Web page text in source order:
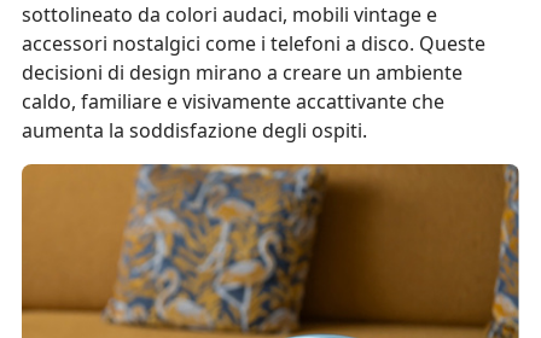
sottolineato da colori audaci, mobili vintage e
accessori nostalgici come i telefoni a disco. Queste
decisioni di design mirano a creare un ambiente
caldo, familiare e visivamente accattivante che
aumenta la soddisfazione degli ospiti.